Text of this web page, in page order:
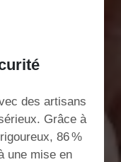
des artisans
Grâce à
86 %
une mise en